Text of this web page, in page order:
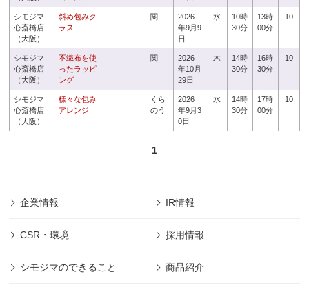
シモジマ
心斎橋店
（大阪）
斜め包みク
ラス
関
2026
年9月9
日
水
10時
30分
13時
00分
10
シモジマ
心斎橋店
（大阪）
不織布を使
ったラッピ
ング
関
2026
年10月
29日
木
14時
30分
16時
30分
10
シモジマ
心斎橋店
（大阪）
様々な包み
アレンジ
くら
のう
2026
年9月3
0日
水
14時
30分
17時
00分
10
1
企業情報 IR情報
CSR・環境 採用情報
シモジマのできること 商品紹介